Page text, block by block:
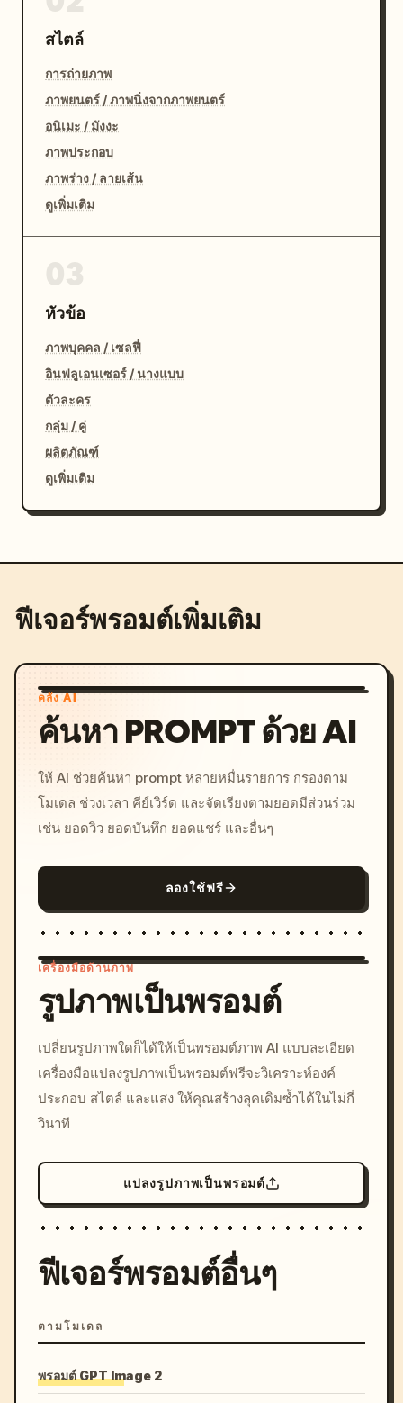
สไตล์
การถ่ายภาพ
ภาพยนตร์ / ภาพนิ่งจากภาพยนตร์
อนิเมะ / มังงะ
ภาพประกอบ
ภาพร่าง / ลายเส้น
ดูเพิ่มเติม
หัวข้อ
ภาพบุคคล / เซลฟี่
อินฟลูเอนเซอร์ / นางแบบ
ตัวละคร
กลุ่ม / คู่
ผลิตภัณฑ์
ดูเพิ่มเติม
ฟีเจอร์พรอมต์เพิ่มเติม
คลัง AI
ค้นหา PROMPT ด้วย AI
ให้ AI ช่วยค้นหา prompt หลายหมื่นรายการ กรองตาม
โมเดล ช่วงเวลา คีย์เวิร์ด และจัดเรียงตามยอดมีส่วนร่วม
เช่น ยอดวิว ยอดบันทึก ยอดแชร์ และอื่นๆ
ลองใช้ฟรี
c, cyberpunk sunset, neon
colors, 8k --v 6.0
เครื่องมือด้านภาพ
รูปภาพเป็นพรอมต์
เปลี่ยนรูปภาพใดก็ได้ให้เป็นพรอมต์ภาพ AI แบบละเอียด
เครื่องมือแปลงรูปภาพเป็นพรอมต์ฟรีจะวิเคราะห์องค์
ประกอบ สไตล์ และแสง ให้คุณสร้างลุคเดิมซ้ำได้ในไม่กี่
วินาที
แปลงรูปภาพเป็นพรอมต์
ฟีเจอร์พรอมต์อื่นๆ
ตามโมเดล
พรอมต์ GPT Image 2